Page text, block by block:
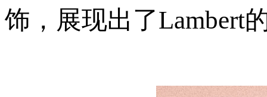
饰，展现出了Lambert